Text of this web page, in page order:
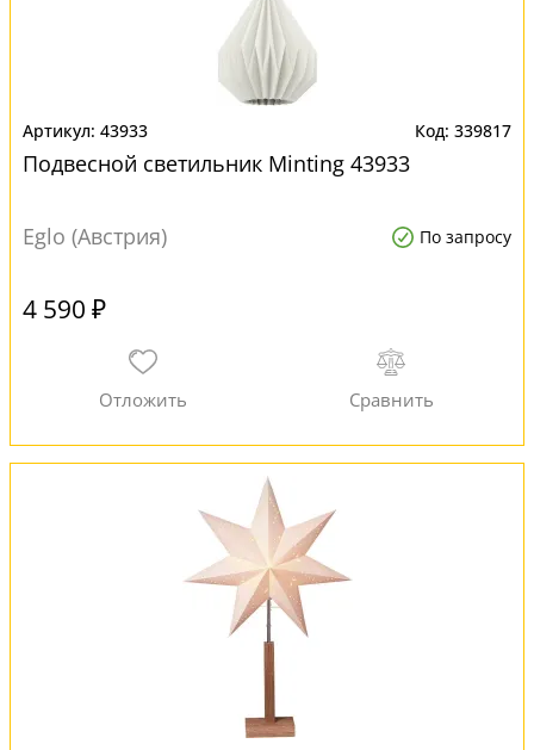
43933 339817
Подвесной светильник Minting 43933
Eglo (Австрия) По запросу
4 590 ₽